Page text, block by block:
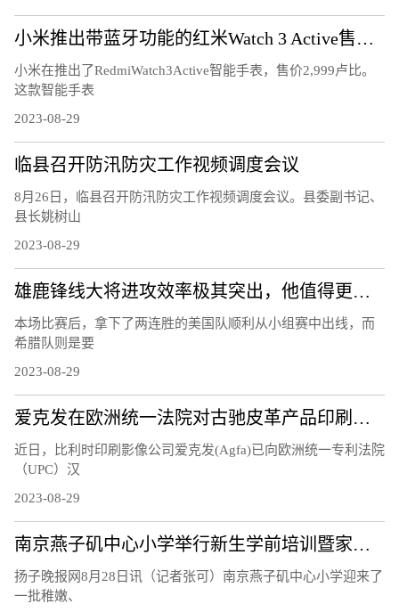
小米推出带蓝牙功能的红米Watch 3 Active售价2999卢比
小米在推出了RedmiWatch3Active智能手表，售价2,999卢比。
这款智能手表
2023-08-29
临县召开防汛防灾工作视频调度会议
8月26日，临县召开防汛防灾工作视频调度会议。县委副书记、
县长姚树山
2023-08-29
雄鹿锋线大将进攻效率极其突出，他值得更多的出场机会？
本场比赛后，拿下了两连胜的美国队顺利从小组赛中出线，而
希腊队则是要
2023-08-29
爱克发在欧洲统一法院对古驰皮革产品印刷专利提起诉讼
近日，比利时印刷影像公司爱克发(Agfa)已向欧洲统一专利法院
（UPC）汉
2023-08-29
南京燕子矶中心小学举行新生学前培训暨家长学校活动
扬子晚报网8月28日讯（记者张可）南京燕子矶中心小学迎来了
一批稚嫩、